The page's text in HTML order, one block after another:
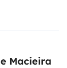
Macieira